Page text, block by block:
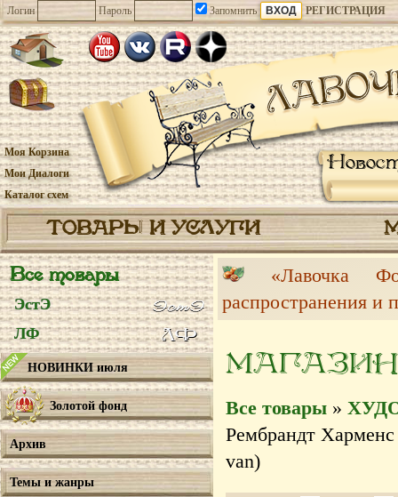
Логин Пароль Запомнить РЕГИСТРАЦИЯ
Моя Корзина
Мои Диалоги
Каталог схем
ТОВАРЫ И УСЛУГИ
Все товары
ЭстЭ
ЛФ
НОВИНКИ июля
Золотой фонд
Архив
Темы и жанры
«Лавочка
распространения и
МАГАЗИН
Все товары »
Рембрандт
van)